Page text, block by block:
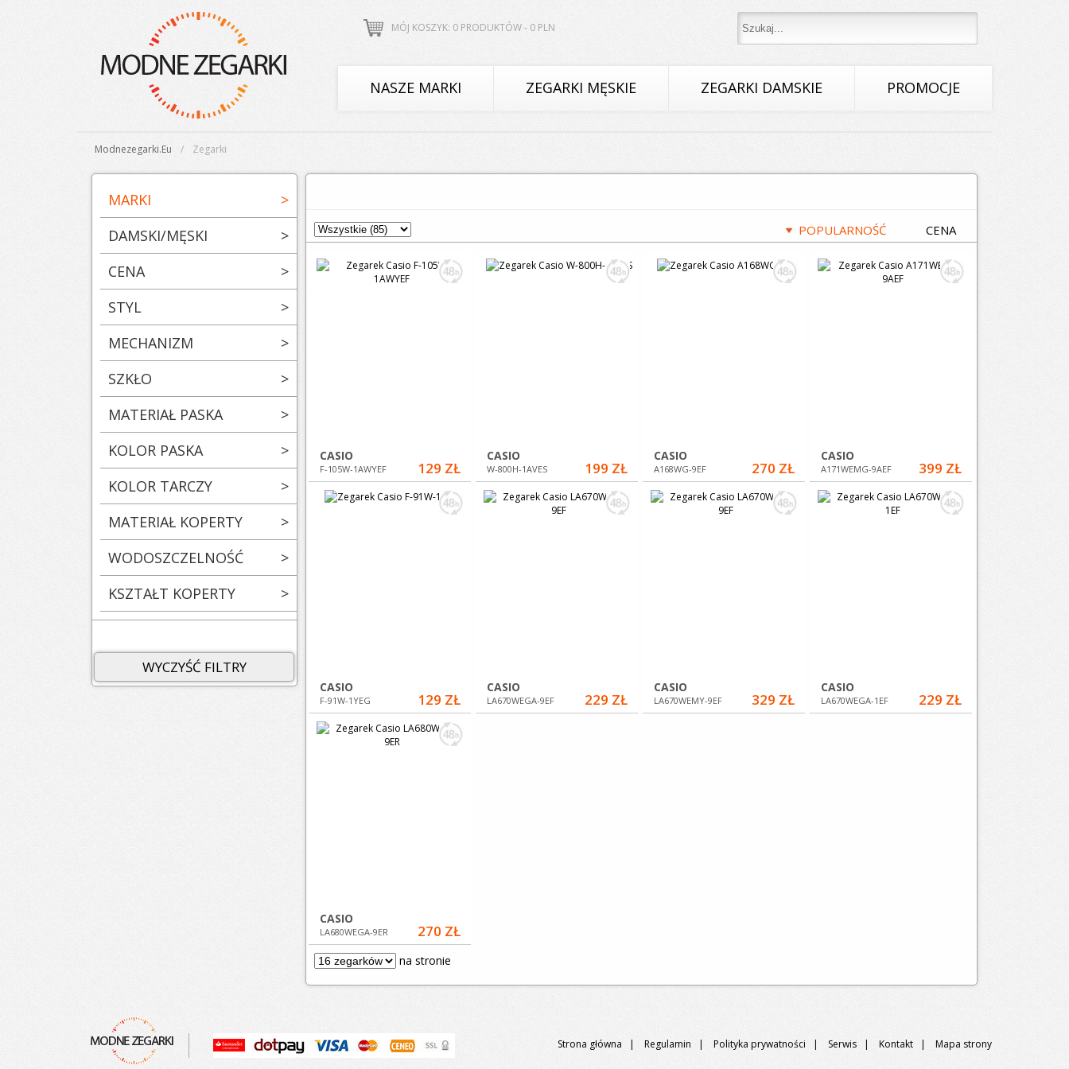
MÓJ KOSZYK: 0 PRODUKTÓW - 0 PLN
NASZE MARKI ZEGARKI MĘSKIE ZEGARKI DAMSKIE PROMOCJE
Modnezegarki.eu Zegarki
MARKI
>
DAMSKI/MĘSKI
>
CENA
>
STYL
>
MECHANIZM
>
SZKŁO
>
MATERIAŁ PASKA
>
KOLOR PASKA
>
KOLOR TARCZY
>
MATERIAŁ KOPERTY
>
WODOSZCZELNOŚĆ
>
KSZTAŁT KOPERTY
>
WYCZYŚĆ FILTRY
POPULARNOŚĆ CENA
CASIO
129 ZŁ
F-105W-1AWYEF
CASIO
199 ZŁ
W-800H-1AVES
CASIO
270 ZŁ
A168WG-9EF
CASIO
399 ZŁ
A171WEMG-9AEF
CASIO
129 ZŁ
F-91W-1YEG
CASIO
229 ZŁ
LA670WEGA-9EF
CASIO
329 ZŁ
LA670WEMY-9EF
CASIO
229 ZŁ
LA670WEGA-1EF
CASIO
270 ZŁ
LA680WEGA-9ER
na stronie
Strona główna | Regulamin | Polityka prywatności | Serwis | Kontakt | Mapa strony